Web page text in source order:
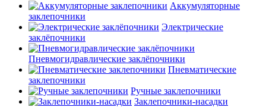
Аккумуляторные
заклепочники
Электрические
заклёпочники
Пневмогидравлические заклёпочники
Пневматические
заклепочники
Ручные заклепочники
Заклепочники-насадки